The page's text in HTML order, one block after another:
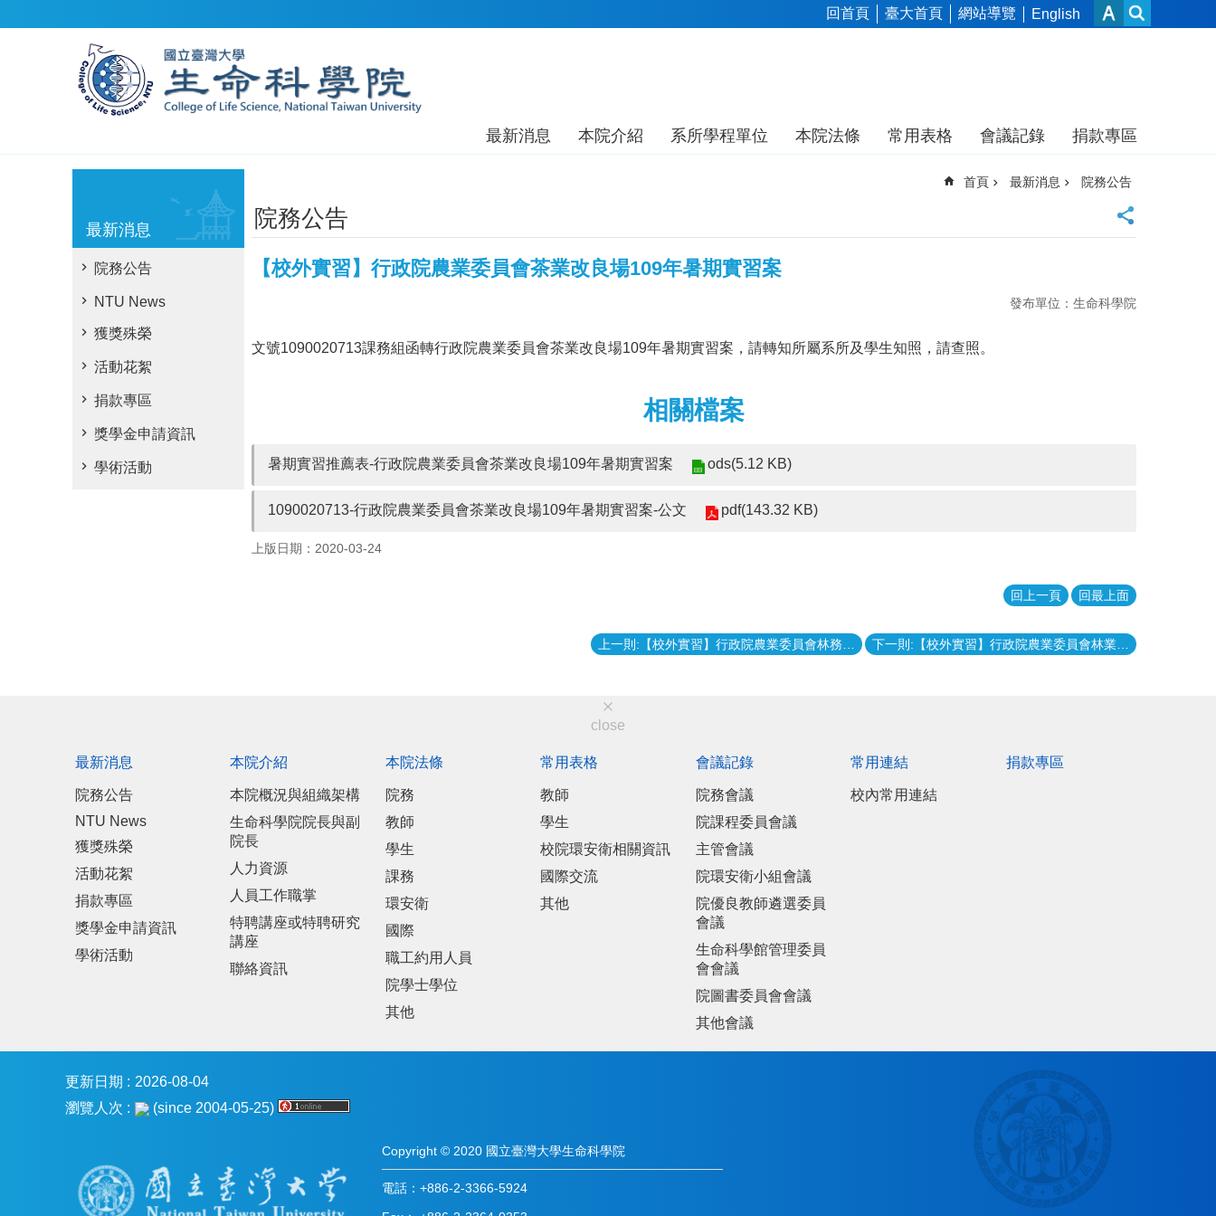
回首頁 臺大首頁 網站導覽 English
最新消息 本院介紹 系所學程單位 本院法條 常用表格 會議記錄 捐款專區
最新消息
院務公告
NTU News
獲獎殊榮
活動花絮
捐款專區
獎學金申請資訊
學術活動
首頁 最新消息 院務公告
院務公告
【校外實習】行政院農業委員會茶業改良場109年暑期實習案
發布單位：生命科學院
文號1090020713課務組函轉行政院農業委員會茶業改良場109年暑期實習案，請轉知所屬系所及學生知照，請查照。
相關檔案
暑期實習推薦表-行政院農業委員會茶業改良場109年暑期實習案 ods(5.12 KB)
1090020713-行政院農業委員會茶業改良場109年暑期實習案-公文 pdf(143.32 KB)
上版日期：2020-03-24
回上一頁 回最上面
close
最新消息
院務公告
NTU News
獲獎殊榮
活動花絮
捐款專區
獎學金申請資訊
學術活動
本院介紹
本院概況與組織架構
生命科學院院長與副
院長
人力資源
人員工作職掌
特聘講座或特聘研究
講座
聯絡資訊
本院法條
院務
教師
學生
課務
環安衛
國際
職工約用人員
院學士學位
其他
常用表格
教師
學生
校院環安衛相關資訊
國際交流
其他
會議記錄
院務會議
院課程委員會議
主管會議
院環安衛小組會議
院優良教師遴選委員
會議
生命科學館管理委員
會會議
院圖書委員會會議
其他會議
常用連結
校內常用連結
捐款專區
更新日期
2026-08-04
瀏覽人次
(since 2004-05-25)
Copyright © 2020 國立臺灣大學生命科學院
電話：+886-2-3366-5924